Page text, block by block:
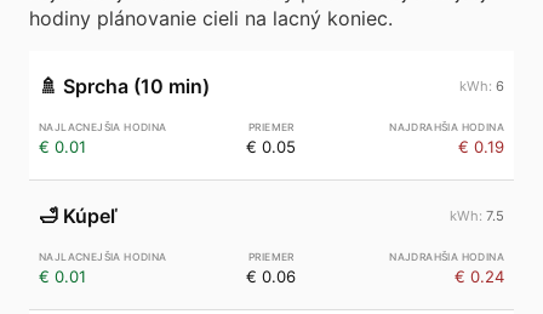
hodiny plánovanie cieli na lacný koniec.
🚿 Sprcha (10 min) 6
€ 0.01 € 0.05 € 0.19
🛁 Kúpeľ 7.5
€ 0.01 € 0.06 € 0.24